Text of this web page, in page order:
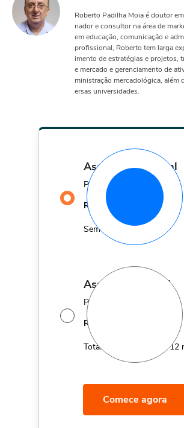
Roberto Padilha Moia é doutor
nador e consultor na área de
em educação, comunicação e
profissional, Roberto tem larga
imento de estratégias e projetos,
e mercado e gerenciamento de
ministração mercadológica, além
ersas universidades.
assinatura mensal
Por apenas
R$
29,90 MÊS
Sem fidelidade
assinatura anual
Por apenas 12x de
R$
MÊS
Total de R$179,40 por 12
Comece agora